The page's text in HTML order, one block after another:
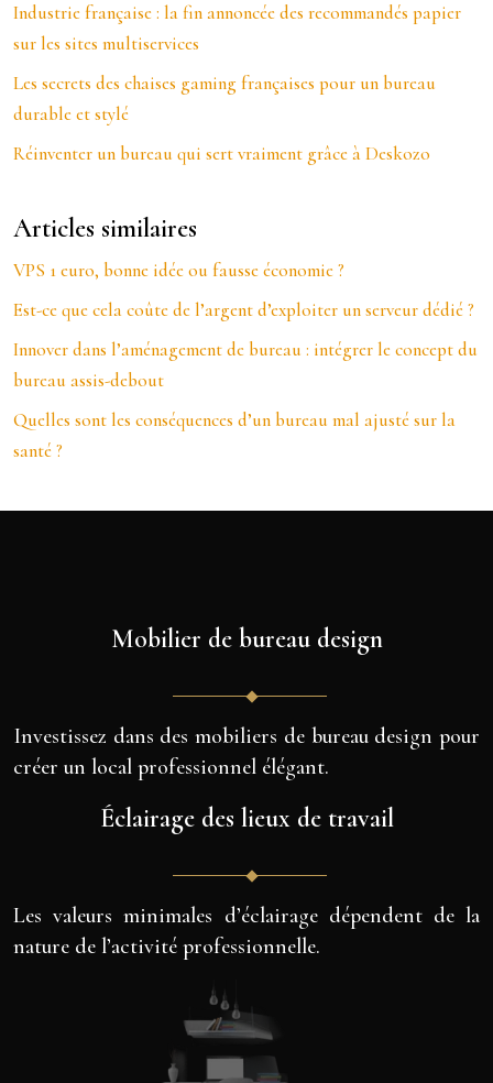
Industrie française : la fin annoncée des recommandés papier
sur les sites multiservices
Les secrets des chaises gaming françaises pour un bureau
durable et stylé
Réinventer un bureau qui sert vraiment grâce à Deskozo
Articles similaires
VPS 1 euro, bonne idée ou fausse économie ?
Est-ce que cela coûte de l’argent d’exploiter un serveur dédié ?
Innover dans l’aménagement de bureau : intégrer le concept du
bureau assis-debout
Quelles sont les conséquences d’un bureau mal ajusté sur la
santé ?
Mobilier de bureau design
Investissez dans des mobiliers de bureau design pour
créer un local professionnel élégant.
Éclairage des lieux de travail
Les valeurs minimales d’éclairage dépendent de la
nature de l’activité professionnelle.